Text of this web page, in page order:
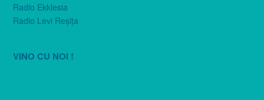
Radio Ekklesia
Radio Levi Reşiţa
VINO CU NOI !